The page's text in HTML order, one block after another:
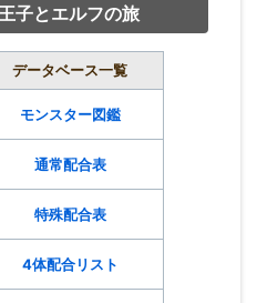
子とエルフの旅
データベース一覧
モンスター図鑑
通常配合表
特殊配合表
4体配合リスト